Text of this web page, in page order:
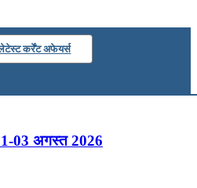
कर्रेंट अफेयर्स
03 अगस्त 2026